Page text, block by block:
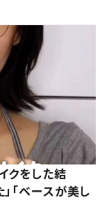
クをした結
「ベースが美し